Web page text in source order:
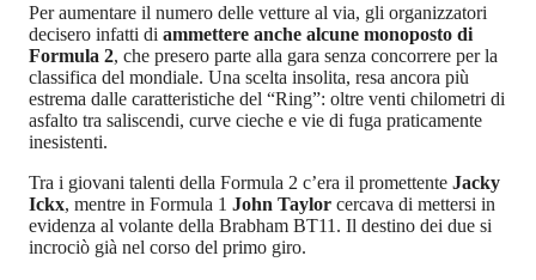
Per aumentare il numero delle vetture al via, gli organizzatori
decisero infatti di ammettere anche alcune monoposto di
Formula 2, che presero parte alla gara senza concorrere per la
classifica del mondiale. Una scelta insolita, resa ancora più
estrema dalle caratteristiche del “Ring”: oltre venti chilometri di
asfalto tra saliscendi, curve cieche e vie di fuga praticamente
inesistenti.
Tra i giovani talenti della Formula 2 c’era il promettente Jacky
Ickx, mentre in Formula 1 John Taylor cercava di mettersi in
evidenza al volante della Brabham BT11. Il destino dei due si
incrociò già nel corso del primo giro.